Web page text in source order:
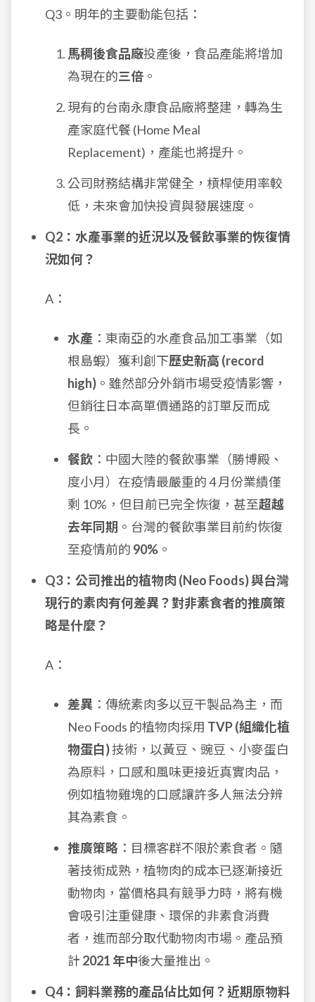
Q3。明年的主要動能包括：
馬稠後食品廠投產後，食品產能將增加
為現在的三倍 。
現有的台南永康食品廠將整建，轉為生
產家庭代餐 (Home Meal
Replacement)，產能也將提升。
公司財務結構非常健全，槓桿使用率較
低，未來會加快投資與發展速度。
Q2：水產事業的近況以及餐飲事業的恢復情
況如何？
A：
水產 ：東南亞的水產食品加工事業（如
根島蝦）獲利創下歷史新高 (record
high) 。雖然部分外銷市場受疫情影響，
但銷往日本高單價通路的訂單反而成
長。
餐飲 ：中國大陸的餐飲事業（勝博殿、
度小月）在疫情最嚴重的 4 月份業績僅
剩 10%，但目前已完全恢復，甚至超越
去年同期 。台灣的餐飲事業目前約恢復
至疫情前的 90% 。
Q3：公司推出的植物肉 (Neo Foods) 與台灣
現行的素肉有何差異？對非素食者的推廣策
略是什麼？
A：
差異 ：傳統素肉多以豆干製品為主，而
Neo Foods 的植物肉採用 TVP (組織化植
物蛋白)技術，以黃豆、豌豆、小麥蛋白
為原料，口感和風味更接近真實肉品，
例如植物雞塊的口感讓許多人無法分辨
其為素食。
推廣策略 ：目標客群不限於素食者。隨
著技術成熟，植物肉的成本已逐漸接近
動物肉，當價格具有競爭力時，將有機
會吸引注重健康、環保的非素食消費
者，進而部分取代動物肉市場。產品預
計 2021 年中後大量推出。
Q4：飼料業務的產品佔比如何？近期原物料